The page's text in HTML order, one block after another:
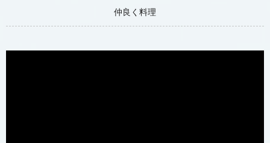
仲良く料理